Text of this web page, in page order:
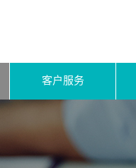
客户服务